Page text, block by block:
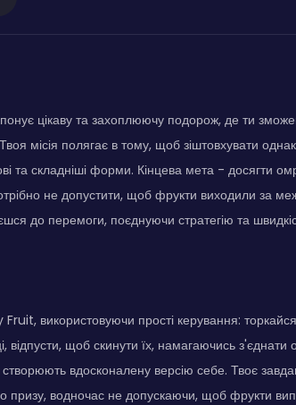
цікаву та захоплюючу подорож, де ти
Твоя місія полягає в тому, щоб зіштовхувати
та складніші форми. Кінцева мета - досягти
не допустити, щоб фрукти виходили за
до перемоги, поєднуючи стратегію та
використовуючи прості керування:
відпусти, щоб скинути їх, намагаючись з'єднати
вдосконалену версію себе. Твоє
призу, водночас не допускаючи, щоб фрукти